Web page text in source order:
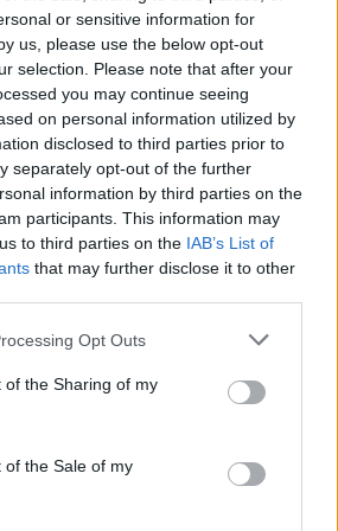
or sensitive information for
us, please use the below opt-out
selection. Please note that after your
you may continue seeing
on personal information utilized by
disclosed to third parties prior to
separately opt-out of the further
information by third parties on the
participants. This information may
to third parties on the IAB’s List of
that may further disclose it to other
Opt Outs
of the Sharing of my
of the Sale of my
για
να βάλουμε τάξη στον
ΟΠΕΚΕΠΕ
31/10/2025 - 10:27